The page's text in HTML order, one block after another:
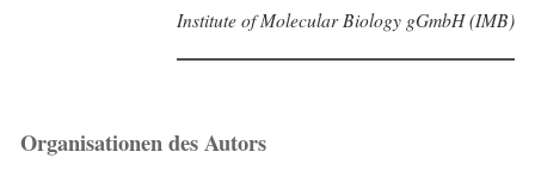
Institute of Molecular Biology gGmbH (IMB)
Organisationen des Autors